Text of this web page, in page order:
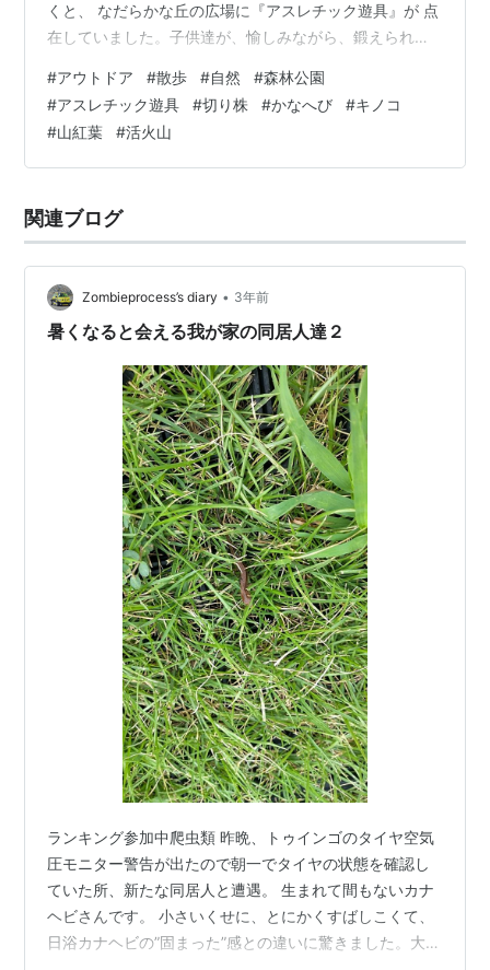
くと、 なだらかな丘の広場に『アスレチック遊具』が 点
在していました。子供達が、愉しみながら、鍛えられそ
苔むした『切り株』を観ていると、屋久島で、 観た『切
り株更新』を想い出しました。散策路の入り口に、『か
なへび』がいました。 子供達が幼い頃、『かなちょろ』
と呼んでいた ことを想い出しました。このところ雨が降
ルフボールみたいな ディンプルが…
#アウトドア #散歩 #自然 #森林公園
#アスレチック遊具 #切り株 #かなへび #キノコ
#山紅葉 #活火山
関連ブログ
Zombieprocess’s diary • 3年前
暑くなると会える我が家の同居人達２
ランキング参加中爬虫類 昨晩、トゥインゴのタイヤ空気
圧モニター警告が出たので朝一でタイヤの状態を確認し
ていた所、新たな同居人と遭遇。 生まれて間もないカナ
ヘビさんです。 小さいくせに、とにかくすばしこくて、
日浴カナヘビの”固まった”感との違いに驚きました。大き